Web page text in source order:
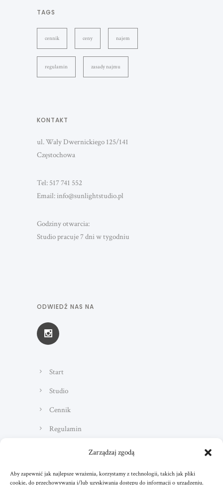
Zarządzaj zgodą
Aby zapewnić jak najlepsze wrażenia, korzystamy z technologii, takich jak pliki
cookie, do przechowywania i/lub uzyskiwania dostępu do informacji o urządzeniu.
TAGS
cennik ceny najem
regulamin zasady najmu
KONTAKT
ul. Wały Dwernickiego 125/141
Częstochowa
Tel: 517 741 552
Email: info@sunlightstudio.pl
Godziny otwarcia:
Studio pracuje 7 dni w tygodniu
ODWIEDŹ NAS NA
Start
Studio
Cennik
Regulamin